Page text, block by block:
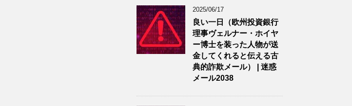
2025/06/17
良い一日（欧州投資銀行
理事ヴェルナー・ホイヤ
ー博士を装った人物が送
金してくれると伝える古
典的詐欺メール） | 迷惑
メール2038